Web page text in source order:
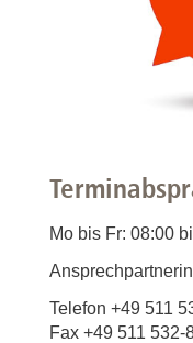
Mo bis Fr: 08:00
Telefon +49 511
Fax +49 511 532-